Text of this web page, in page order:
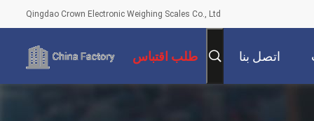
Qingdao Crown Electronic Weighing Scales Co., Ltd
اتصل بنا طلب اقتباس